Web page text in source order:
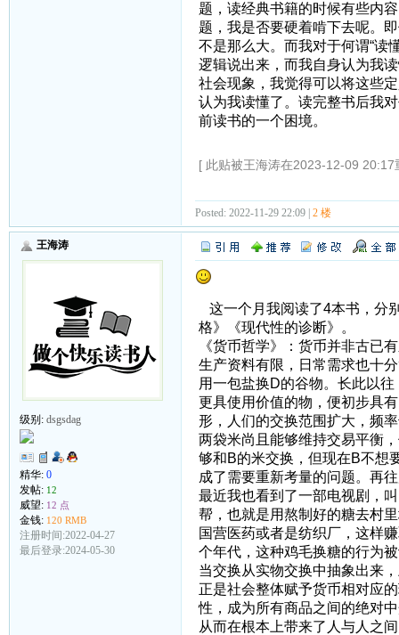
题，读经典书籍的时候有些内
题，我是否要硬着啃下去呢。
不是那么大。而我对于何谓“读
逻辑说出来，而我自身认为我
社会现象，我觉得可以将这些
认为我读懂了。读完整书后我
前读书的一个困境。
[ 此贴被王海涛在2023-12-09 20:17
Posted: 2022-11-29 22:09 | 2 楼
王海涛
级别: dsgsdag
精华: 0
发帖: 12
威望: 12 点
金钱: 120 RMB
注册时间:2022-04-27
最后登录:2024-05-30
这一个月我阅读了4本书，分
格》《现代性的诊断》。
《货币哲学》：货币并非古已
生产资料有限，日常需求也十
用一包盐换D的谷物。长此以
更具使用价值的物，便初步具
形，人们的交换范围扩大，频
两袋米尚且能够维持交易平衡
够和B的米交换，但现在B不想
成了需要重新考量的问题。再
最近我也看到了一部电视剧，
帮，也就是用熬制好的糖去村
国营医药或者是纺织厂，这样
个年代，这种鸡毛换糖的行为
当交换从实物交换中抽象出来
正是社会整体赋予货币相对应
性，成为所有商品之间的绝对
从而在根本上带来了人与人之